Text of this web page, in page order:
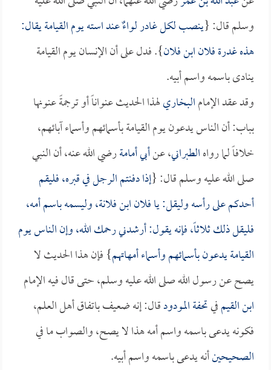
وسلم قال: {ينصب لكل غادر لواءٌ عند استه يوم القيامة يقال:
هذه غدرة فلان ابن فلان}. فدل على أن الإنسان يوم القيامة
ينادى باسمه واسم أبيه.
وقد عقد الإمامالبخاريلهذا الحديث عنواناً أو ترجمةً عنونها
بباب: أن الناس يدعون يوم القيامة بأسمائهم وأسماء آبائهم،
خلافاً لما رواهالطبراني، عنأبي أمامةرضي الله عنه، أن النبي
صلى الله عليه وسلم قال: {إذا دفنتم الرجل في قبره، فليقم
أحدكم على رأسه وليقل: يا فلان ابن فلانة، وليسمه باسم أمه،
فليقل ذلك ثلاثاً، فإنه يقول: أرشدني رحمك الله، وإن الناس يوم
القيامة يدعون بأسمائهم وأسماء أمهاتهم} فإن هذا الحديث لا
يصح عن رسول الله صلى الله عليه وسلم، حتى قال فيه الإمام
ابن القيمفيتحفة المودودقال: إنه ضعيف باتفاق أهل العلم،
فكونه يدعى باسمه واسم أمه هذا لا يصح، والصواب ما في
الصحيحينأنه يدعى باسمه واسم أبيه.